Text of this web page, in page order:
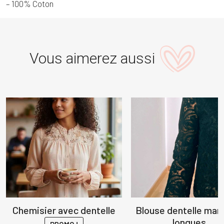
– 100% Coton
Vous aimerez aussi
Chemisier avec dentelle
Blouse dentelle